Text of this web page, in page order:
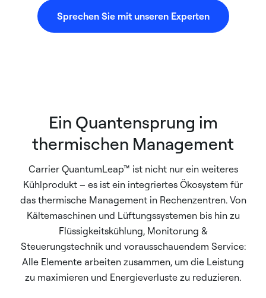
Sprechen Sie mit unseren Experten
Ein Quantensprung im
thermischen Management
Carrier QuantumLeap™ ist nicht nur ein weiteres
Kühlprodukt – es ist ein integriertes Ökosystem für
das thermische Management in Rechenzentren. Von
Kältemaschinen und Lüftungssystemen bis hin zu
Flüssigkeitskühlung, Monitorung &
Steuerungstechnik und vorausschauendem Service:
Alle Elemente arbeiten zusammen, um die Leistung
zu maximieren und Energieverluste zu reduzieren.